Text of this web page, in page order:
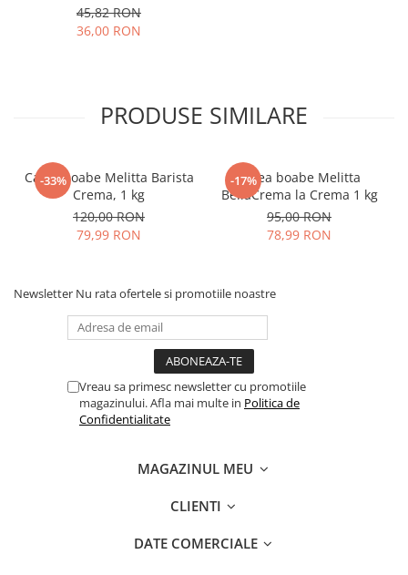
45,82 RON
36,00 RON
PRODUSE SIMILARE
-33%
Cafea boabe Melitta Barista
Crema, 1 kg
120,00 RON
79,99 RON
-17%
Cafea boabe Melitta
BellaCrema la Crema 1 kg
95,00 RON
78,99 RON
Newsletter Nu rata ofertele si promotiile noastre
Vreau sa primesc newsletter cu promotiile
magazinului. Afla mai multe in Politica de
Confidentialitate
MAGAZINUL MEU
CLIENTI
DATE COMERCIALE